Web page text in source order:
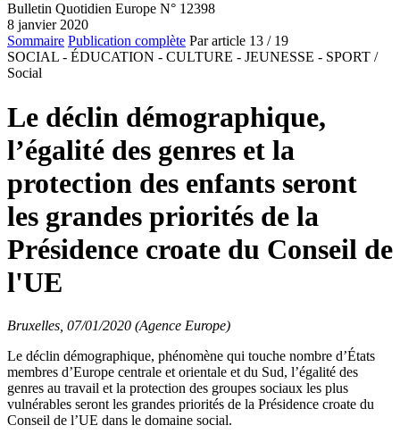
Bulletin Quotidien Europe N° 12398
8 janvier 2020
Sommaire Publication complète Par article 13 / 19
SOCIAL - ÉDUCATION - CULTURE - JEUNESSE - SPORT /
Social
Le déclin démographique,
l’égalité des genres et la
protection des enfants seront
les grandes priorités de la
Présidence croate du Conseil de
l'UE
Bruxelles, 07/01/2020 (Agence Europe)
Le déclin démographique, phénomène qui touche nombre d’États
membres d’Europe centrale et orientale et du Sud, l’égalité des
genres au travail et la protection des groupes sociaux les plus
vulnérables seront les grandes priorités de la Présidence croate du
Conseil de l’UE dans le domaine social.